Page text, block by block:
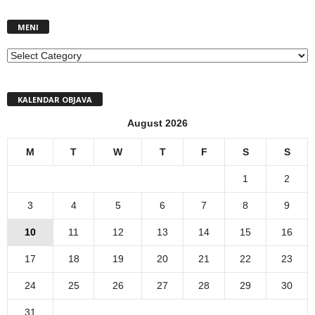
MENI
MENI
KALENDAR OBJAVA
August 2026
M T W T F S S
1 2
3 4 5 6 7 8 9
10 11 12 13 14 15 16
17 18 19 20 21 22 23
24 25 26 27 28 29 30
31